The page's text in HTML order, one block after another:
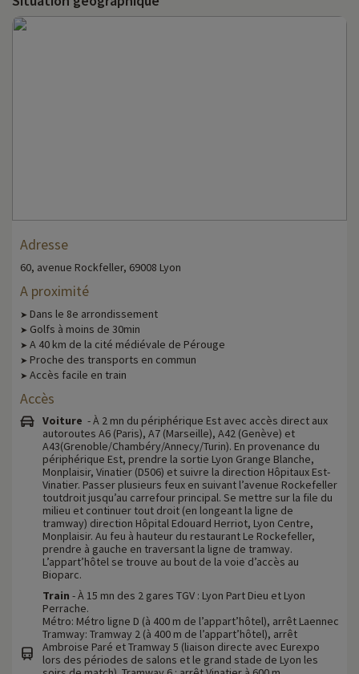
Adresse
60, avenue Rockfeller, 69008 Lyon
A proximité
➤ Dans le 8e arrondissement
➤ Golfs à moins de 30min
➤ A 40 km de la cité médiévale de Pérouge
➤ Proche des transports en commun
➤ Accès facile en train
Accès
Voiture - À 2 mn du périphérique Est avec accès direct aux
autoroutes A6 (Paris), A7 (Marseille), A42 (Genève) et
A43(Grenoble/Chambéry/Annecy/Turin). En provenance du
périphérique Est, prendre la sortie Lyon Grange Blanche,
Monplaisir, Vinatier (D506) et suivre la direction Hôpitaux Est-
Vinatier. Passer plusieurs feux en suivant l’avenue Rockefeller
toutdroit jusqu’au carrefour principal. Se mettre sur la file du
milieu et continuer tout droit (en longeant la ligne de
tramway) direction Hôpital Edouard Herriot, Lyon Centre,
Monplaisir. Au feu à hauteur du restaurant Le Rockefeller,
prendre à gauche en traversant la ligne de tramway.
L’appart’hôtel se trouve au bout de la voie d’accès au
Bioparc.
Train - À 15 mn des 2 gares TGV : Lyon Part Dieu et Lyon
Perrache.
Métro: Métro ligne D (à 400 m de l’appart’hôtel), arrêt Laennec
Tramway: Tramway 2 (à 400 m de l’appart’hôtel), arrêt
Ambroise Paré et Tramway 5 (liaison directe avec Eurexpo
lors des périodes de salons et le grand stade de Lyon les